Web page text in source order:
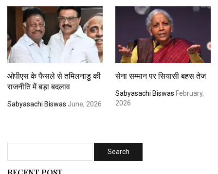
ओपीएस के फैसले से तमिलनाडु की
राजनीति में बड़ा बदलाव
Sabyasachi Biswas June, 2026
सेना सम्मान पर सियासी बहस तेज
Sabyasachi Biswas February,
2026